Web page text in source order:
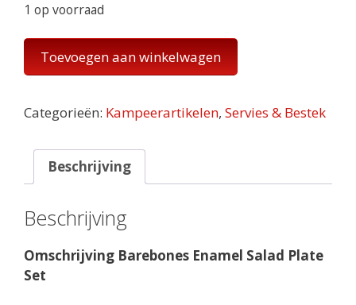
1 op voorraad
Barebones
Enamel
Plate
Mint
aantal
Toevoegen aan winkelwagen
Categorieën: Kampeerartikelen, Servies & Bestek
Beschrijving
Beschrijving
Omschrijving Barebones Enamel Salad Plate
Set